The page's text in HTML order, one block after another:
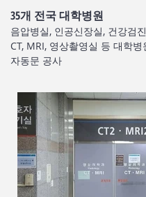
35개 전국 대학병원
음압병실, 인공신장실, 건강검
CT, MRI, 영상촬영실 등 대학병
자동문 공사